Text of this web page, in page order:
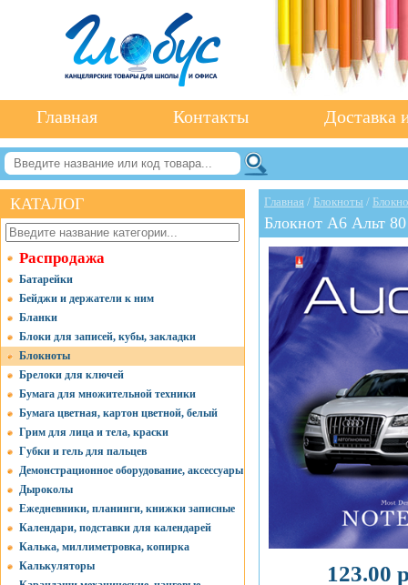
Главная Контакты Доставка
КАТАЛОГ
Распродажа
Батарейки
Бейджи и держатели к ним
Бланки
Блоки для записей, кубы, закладки
Блокноты
Брелоки для ключей
Бумага для множительной техники
Бумага цветная, картон цветной, белый
Грим для лица и тела, краски
Губки и гель для пальцев
Демонстрационное оборудование, аксессуары
Дыроколы
Ежедневники, планинги, книжки записные
Календари, подставки для календарей
Калька, миллиметровка, копирка
Калькуляторы
Главная / Блокноты /
Блокнот А6 Альт
123.00